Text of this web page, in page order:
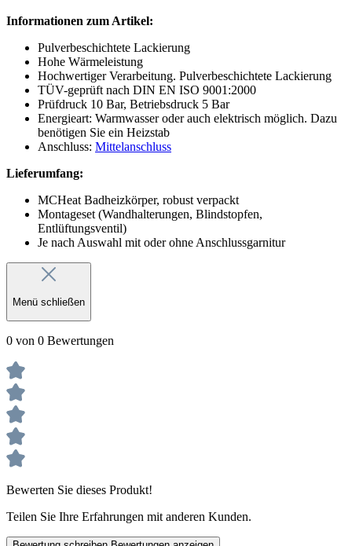
Informationen zum Artikel:
Pulverbeschichtete Lackierung
Hohe Wärmeleistung
Hochwertiger Verarbeitung. Pulverbeschichtete Lackierung
TÜV-geprüft nach DIN EN ISO 9001:2000
Prüfdruck 10 Bar, Betriebsdruck 5 Bar
Energieart: Warmwasser oder auch elektrisch möglich. Dazu
benötigen Sie ein Heizstab
Anschluss: Mittelanschluss
Lieferumfang:
MCHeat Badheizkörper, robust verpackt
Montageset (Wandhalterungen, Blindstopfen,
Entlüftungsventil)
Je nach Auswahl mit oder ohne Anschlussgarnitur
Menü schließen
0 von 0 Bewertungen
Bewerten Sie dieses Produkt!
Teilen Sie Ihre Erfahrungen mit anderen Kunden.